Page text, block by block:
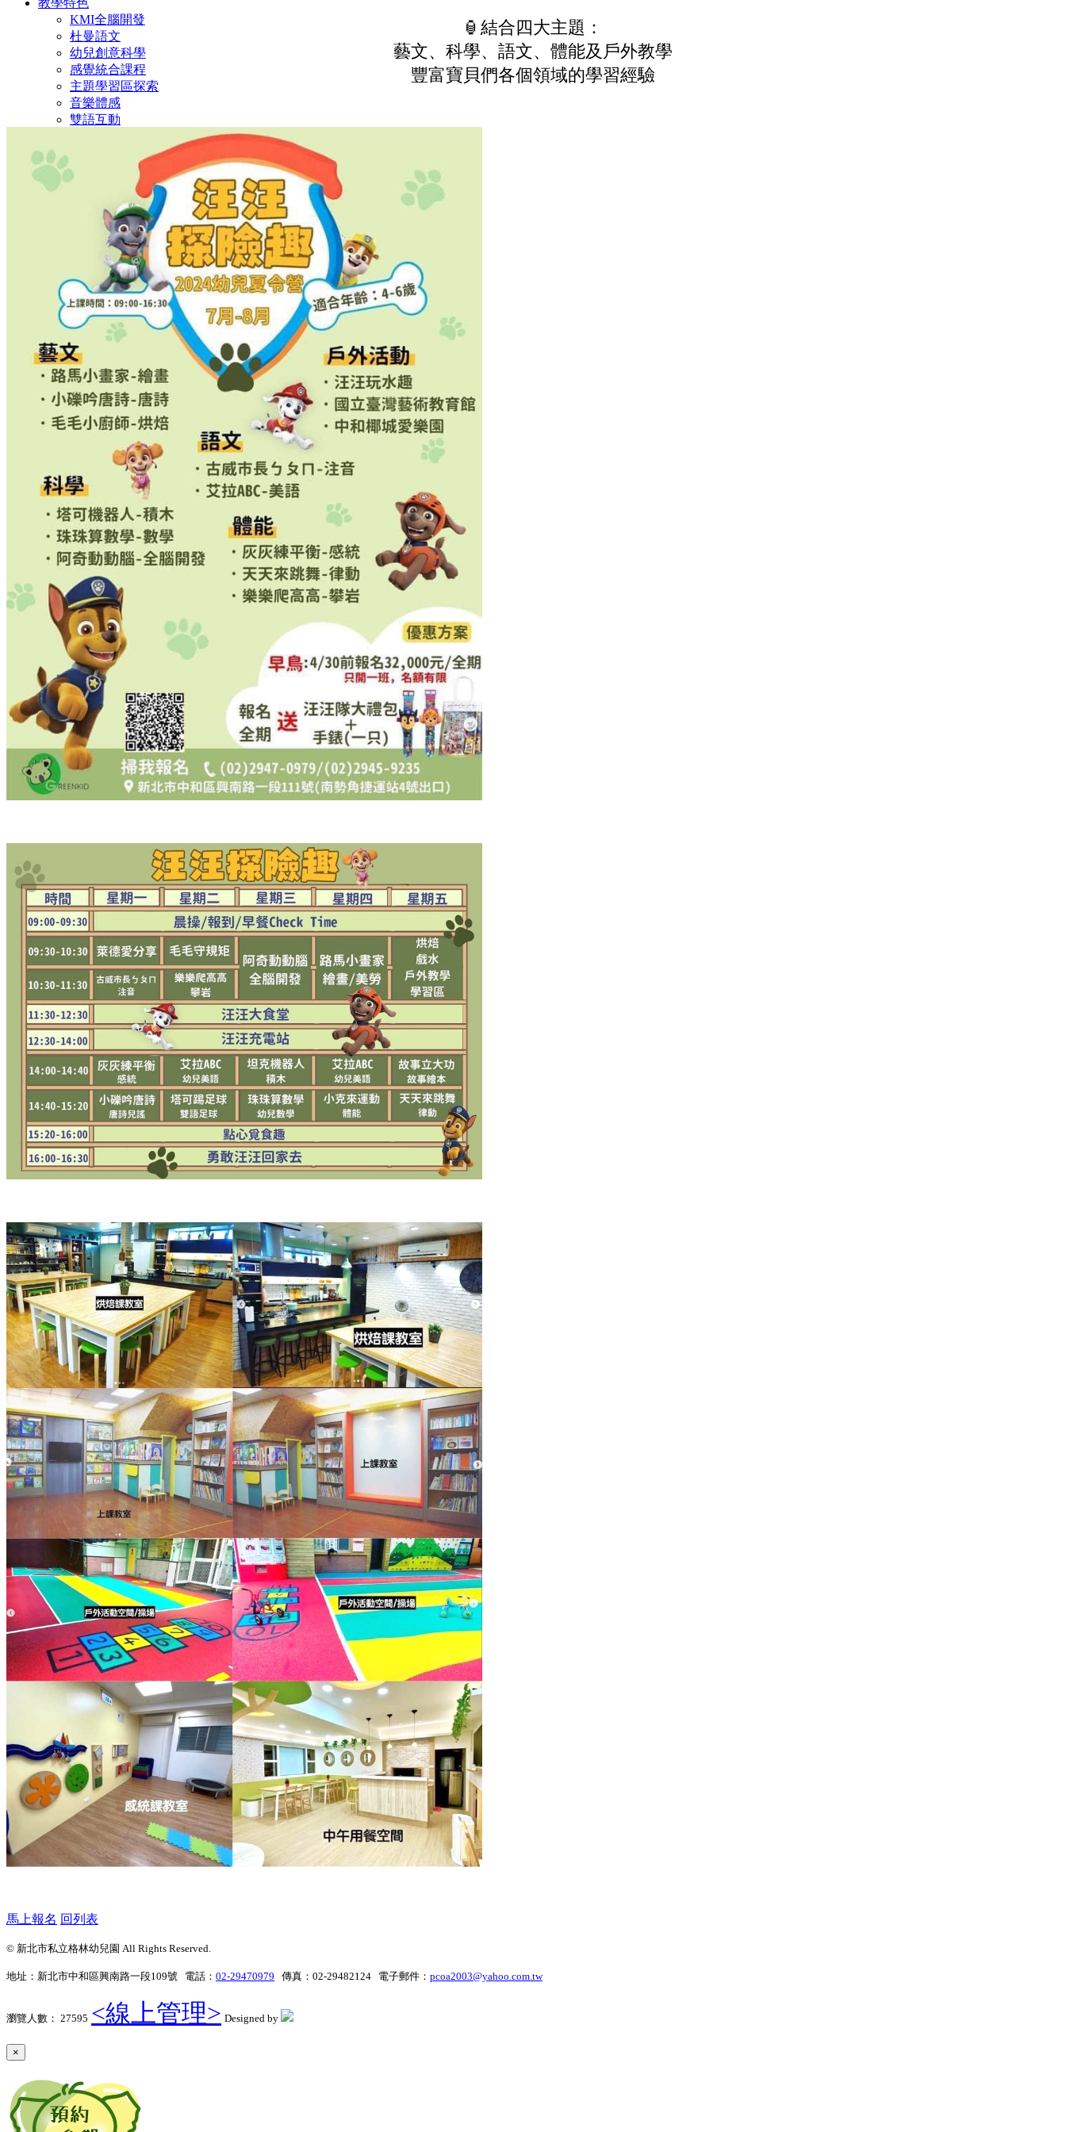
教學特色
KMI全腦開發
杜曼語文
幼兒創意科學
感覺統合課程
主題學習區探索
音樂體感
雙語互動
幼兒性平教育
繪本推薦
衛教專區
樂高積木班
美語故事繪本班
珠心算數學啟蒙
幼兒圍棋班
創意美術教室
舞蹈律動班
幼兒瑜珈教室
週六親子體感互動
校園花絮
校園相簿
最新課程
線上報名
校園資料
與我聯絡
🏮結合四大主題：
藝文、科學、語文、體能及戶外教學
豐富寶貝們各個領域的學習經驗
馬上報名 回列表
© 新北市私立格林幼兒園 All Rights Reserved.
地址：新北市中和區興南路一段109號 電話： 02-29470979 傳真：02-29482124 電子郵件： pcoa2003@yahoo.com.tw
瀏覽人數： 27595 <線上管理> Designed by
×